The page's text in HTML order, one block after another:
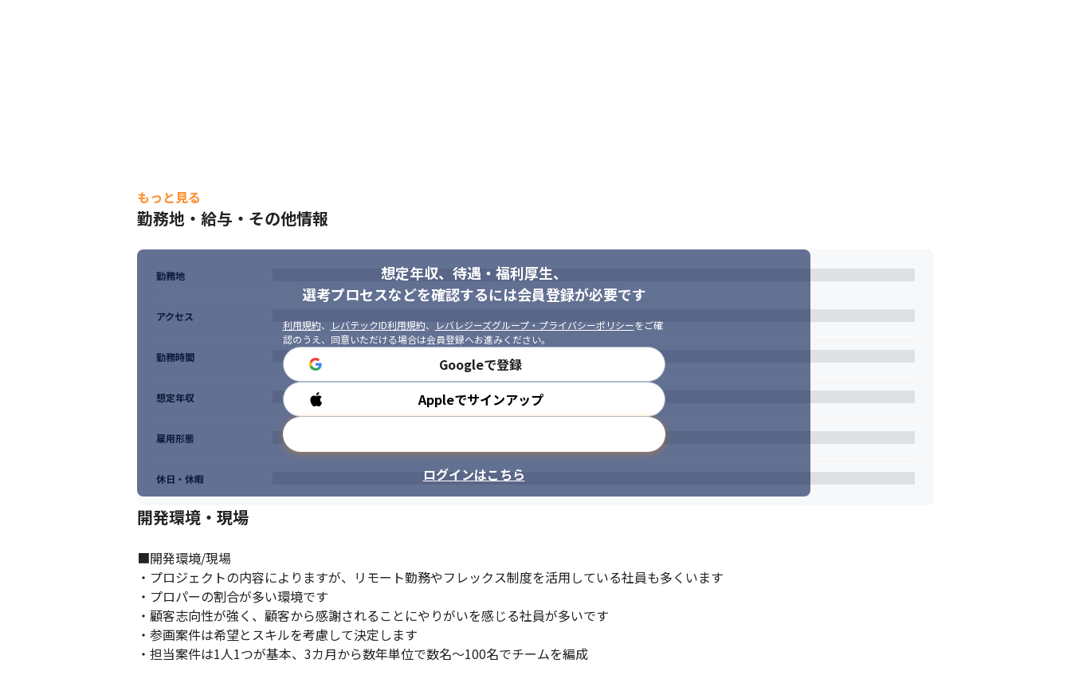
もっと見る
勤務地・給与・その他情報
想定年収、待遇・福利厚生、
選考プロセスなどを確認するには会員登録が必要です
利用規約、 レバテックID利用規約、 レバレジーズグループ・プライバシーポリシーをご確
認のうえ、同意いただける場合は会員登録へお進みください。
Googleで登録
Appleでサインアップ
ログインはこちら
勤務地
アクセス
勤務時間
想定年収
雇用形態
休日・休暇
開発環境・現場
■開発環境/現場
・プロジェクトの内容によりますが、リモート勤務やフレックス制度を活用している社員も多くいます
・プロパーの割合が多い環境です
・顧客志向性が強く、顧客から感謝されることにやりがいを感じる社員が多いです
・参画案件は希望とスキルを考慮して決定します
・担当案件は1人1つが基本、3カ月から数年単位で数名～100名でチームを編成